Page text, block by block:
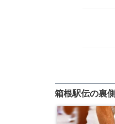
箱根駅伝の裏側